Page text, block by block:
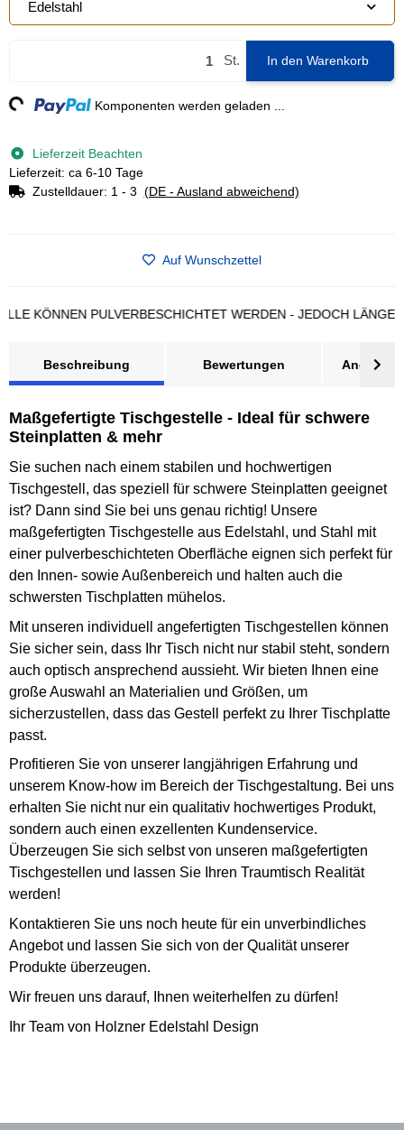
Edelstahl
St. In den Warenkorb
Komponenten werden geladen ...
Lieferzeit Beachten
Lieferzeit: ca 6-10 Tage
Zustelldauer: 1 - 3 (DE - Ausland abweichend)
Auf Wunschzettel
PULVERBESCHICHTET WERDEN - JEDOCH LÄNGERE
Beschreibung Bewertungen Angebot
Maßgefertigte Tischgestelle - Ideal für schwere
Steinplatten & mehr
Sie suchen nach einem stabilen und hochwertigen
Tischgestell, das speziell für schwere Steinplatten geeignet
ist? Dann sind Sie bei uns genau richtig! Unsere
maßgefertigten Tischgestelle aus Edelstahl, und Stahl mit
einer pulverbeschichteten Oberfläche eignen sich perfekt für
den Innen- sowie Außenbereich und halten auch die
schwersten Tischplatten mühelos.
Mit unseren individuell angefertigten Tischgestellen können
Sie sicher sein, dass Ihr Tisch nicht nur stabil steht, sondern
auch optisch ansprechend aussieht. Wir bieten Ihnen eine
große Auswahl an Materialien und Größen, um
sicherzustellen, dass das Gestell perfekt zu Ihrer Tischplatte
passt.
Profitieren Sie von unserer langjährigen Erfahrung und
unserem Know-how im Bereich der Tischgestaltung. Bei uns
erhalten Sie nicht nur ein qualitativ hochwertiges Produkt,
sondern auch einen exzellenten Kundenservice.
Überzeugen Sie sich selbst von unseren maßgefertigten
Tischgestellen und lassen Sie Ihren Traumtisch Realität
werden!
Kontaktieren Sie uns noch heute für ein unverbindliches
Angebot und lassen Sie sich von der Qualität unserer
Produkte überzeugen.
Wir freuen uns darauf, Ihnen weiterhelfen zu dürfen!
Ihr Team von Holzner Edelstahl Design